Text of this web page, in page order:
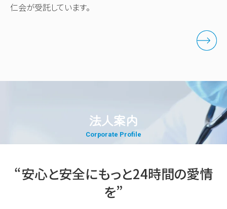
仁会が受託しています。
法人案内
“安心と安全にもっと24時間の愛情
を”